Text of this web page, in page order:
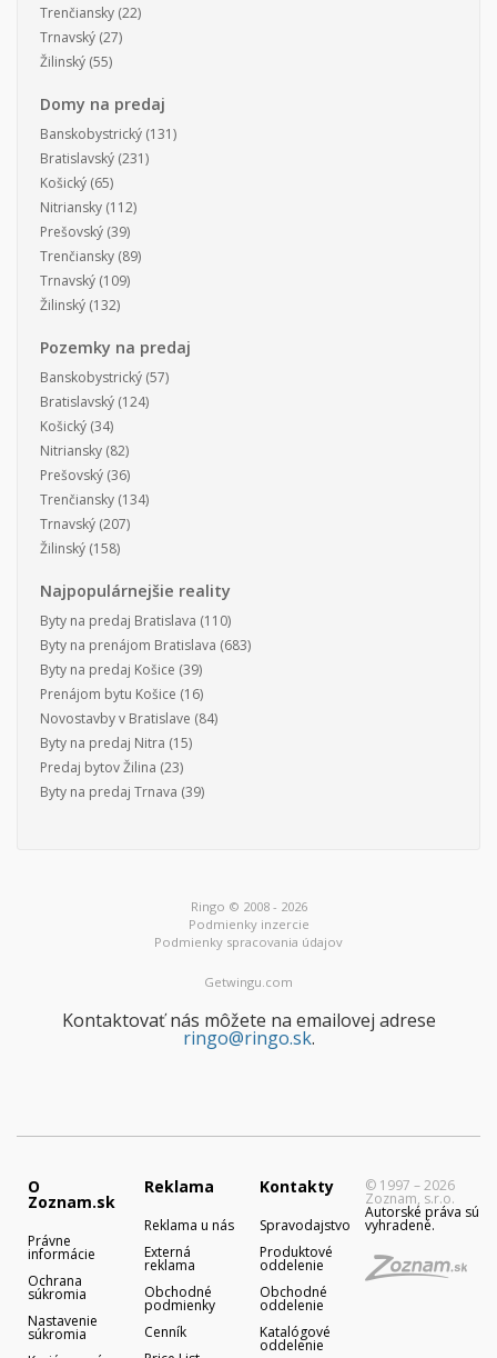
Trenčiansky (22)
Trnavský (27)
Žilinský (55)
Domy na predaj
Banskobystrický (131)
Bratislavský (231)
Košický (65)
Nitriansky (112)
Prešovský (39)
Trenčiansky (89)
Trnavský (109)
Žilinský (132)
Pozemky na predaj
Banskobystrický (57)
Bratislavský (124)
Košický (34)
Nitriansky (82)
Prešovský (36)
Trenčiansky (134)
Trnavský (207)
Žilinský (158)
Najpopulárnejšie reality
Byty na predaj Bratislava (110)
Byty na prenájom Bratislava (683)
Byty na predaj Košice (39)
Prenájom bytu Košice (16)
Novostavby v Bratislave (84)
Byty na predaj Nitra (15)
Predaj bytov Žilina (23)
Byty na predaj Trnava (39)
Ringo © 2008 - 2026
Podmienky inzercie
Podmienky spracovania údajov
Getwingu.com
Kontaktovať nás môžete na emailovej adrese
ringo@ringo.sk.
O
Zoznam.sk
Právne
informácie
Ochrana
súkromia
Nastavenie
súkromia
Reklama
Reklama u nás
Externá
reklama
Obchodné
podmienky
Cenník
Kontakty
Spravodajstvo
Produktové
oddelenie
Obchodné
oddelenie
Katalógové
oddelenie
© 1997 – 2026
Zoznam, s.r.o.
Autorské práva sú
vyhradené.